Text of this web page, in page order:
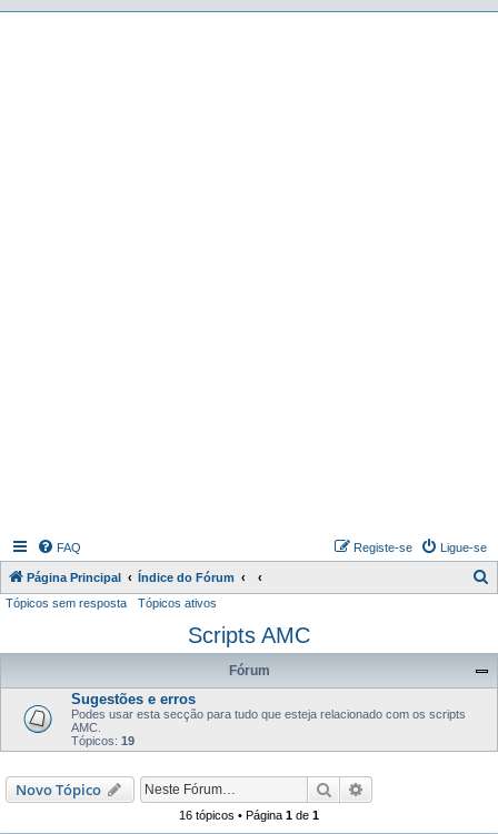
FAQ Ligue-se
Registe-se
Página Principal Índice do Fórum
q
Tópicos sem resposta Tópicos ativos
Scripts AMC
Fórum
Sugestões e erros
Podes usar esta secção para tudo que esteja relacionado com os scripts
AMC.
Tópicos: 19
Novo Tópico Pesquisar
16 tópicos • Página 1 de 1